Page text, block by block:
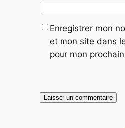
Enregistrer mon
et mon site dans
pour mon